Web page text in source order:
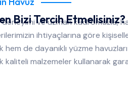
Bizi Tercih Etmelisiniz?
deneyimi ve uzman kadromuzla,
ihtiyaçlarına göre
hem de dayanıklı yüzme
kaliteli malzemeler kullanarak